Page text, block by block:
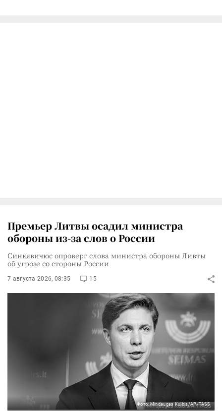
Премьер Литвы осадил министра
обороны из-за слов о России
Синкявичюс опроверг слова министра обороны Ливты
об угрозе со стороны России
7 августа 2026, 08:35 15
Фото: Mindaugas Kulbis/AP/TASS